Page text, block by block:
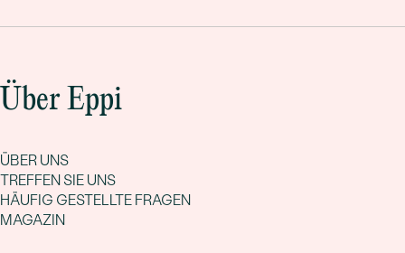
Über Eppi
ÜBER UNS
TREFFEN SIE UNS
HÄUFIG GESTELLTE FRAGEN
MAGAZIN